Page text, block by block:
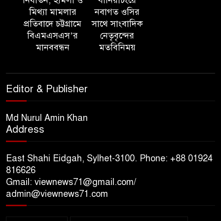
‘সমন্বিত উদ্যোগেই গড়ে উঠবে
আধুনিক সিলেট’ – বাণিজ্যমন্ত্রী
আয়োজন ‘শ্রাবনের মেঘগুলো’
গভীর শ্রদ্ধা নিবেদন
শতাংশই সিলেটি
মিথ্যা মামলার
প্রতিবাদে চট্টগ্রামে
বিএমএসএস’র
মানববন্ধন
নবাগত ওসির
সাথে সাংবাদিক
নেতৃবৃন্দের
মতবিনিময়
Editor & Publisher
Md Nurul Amin Khan
Address
East Shahi Eidgah, Sylhet-3100. Phone: +88 01924
816626
Gmail: viewnews71@gmail.com/
admin@viewnews71.com